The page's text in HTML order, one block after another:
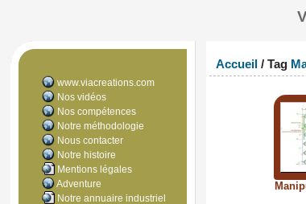
www.viacreations.com
Nos vidéos
Nos compétences
Notre méthodologie
Nous contacter
Notre histoire
Mentions légales
Adventure
Notre annuaire industriel
Accueil/ Tag